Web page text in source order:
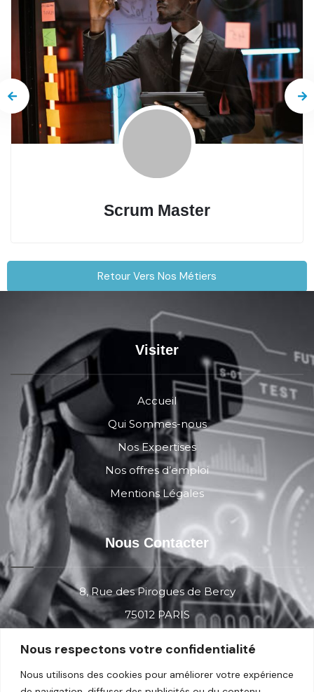
Nous respectons votre confidentialité
Nous utilisons des cookies pour améliorer votre expérience
Scrum Master
Retour Vers Nos Métiers
Visiter
Accueil
Qui Sommes-nous
Nos Expertises
Nos offres d’emploi
Mentions Légales
Nous Contacter
8, Rue des Pirogues de Bercy
75012 PARIS
Contact